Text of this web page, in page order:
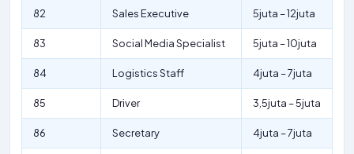
82 Sales Executive 5juta – 12juta
83 Social Media Specialist 5juta – 10juta
84 Logistics Staff 4juta – 7juta
85 Driver 3,5juta – 5juta
86 Secretary 4juta – 7juta